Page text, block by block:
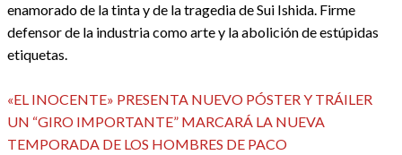
enamorado de la tinta y de la tragedia de Sui Ishida. Firme
defensor de la industria como arte y la abolición de estúpidas
etiquetas.
Navegación
de
Entrada
anterior
«EL INOCENTE» PRESENTA NUEVO PÓSTER Y TRÁILER
Entrada
siguiente
UN “GIRO IMPORTANTE” MARCARÁ LA NUEVA
TEMPORADA DE LOS HOMBRES DE PACO